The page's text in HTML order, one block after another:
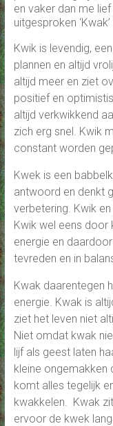
en vaker dan me
uitgesproken ‘Kwak’
Kwik is levendig,
plannen en altijd
altijd meer en ziet
positief en
altijd verkwikkend
zich erg snel. Kwik
constant worden
Kwek is een
antwoord en denkt
verbetering. Kwik
Kwik wel eens door
energie en
tevreden en in
Kwak daarentegen
energie. Kwak is
ziet het leven niet
Niet omdat kwak
lijf als geest laten
kleine ongemakken
komt alles tegelijk
kwakkelen. Kwak
ervoor de kwek